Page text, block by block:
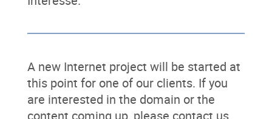
A new Internet project will be started at
this point for one of our clients. If you
are interested in the domain or the
content coming up, please contact us